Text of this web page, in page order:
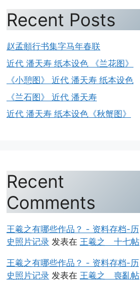
Recent Posts
赵孟頫行书集字马年春联
近代 潘天寿 纸本设色 《兰花图》
《小憩图》 近代 潘天寿 纸本设色
《兰石图》 近代 潘天寿
近代 潘天寿 纸本设色《秋蟹图》
Recent
Comments
王羲之有哪些作品？ - 资料存档-历
史照片记录 发表在 王羲之 十七帖
王羲之有哪些作品？ - 资料存档-历
史照片记录 发表在 王羲之 喪亂帖